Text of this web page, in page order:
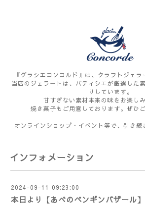
『グラシエコンコルド』は、クラフトジェラ
当店のジェラートは、パティシエが厳選した
りしています。
甘すぎない素材本来の味をお楽しみ
焼き菓子もご用意しております。ぜひ
オンラインショップ・イベント等で、引き続
インフォメーション
2024-09-11 09:23:00
本日より【あべのペンギンバザール